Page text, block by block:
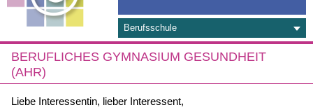
Berufsschule
BERUFLICHES GYMNASIUM GESUNDHEIT
(AHR)
Liebe Interessentin, lieber Interessent,